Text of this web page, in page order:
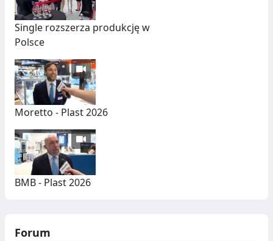
Single rozszerza produkcję w
Polsce
Moretto - Plast 2026
BMB - Plast 2026
Forum